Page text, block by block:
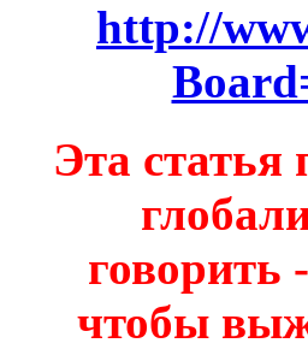
http://
Эта
говорить
чтобы